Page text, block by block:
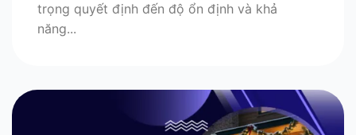
trọng quyết định đến độ ổn định và khả
năng...